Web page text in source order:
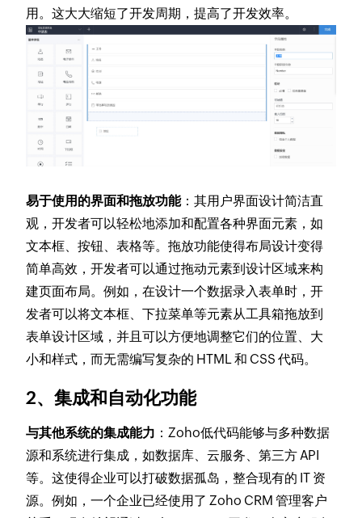
用。这大大缩短了开发周期，提高了开发效率。
易于使用的界面和拖放功能：其用户界面设计简洁直
观，开发者可以轻松地添加和配置各种界面元素，如
文本框、按钮、表格等。拖放功能使得布局设计变得
简单高效，开发者可以通过拖动元素到设计区域来构
建页面布局。例如，在设计一个数据录入表单时，开
发者可以将文本框、下拉菜单等元素从工具箱拖放到
表单设计区域，并且可以方便地调整它们的位置、大
小和样式，而无需编写复杂的 HTML 和 CSS 代码。
2、集成和自动化功能
与其他系统的集成能力 ：Zoho低代码能够与多种数据
源和系统进行集成，如数据库、云服务、第三方 API
等。这使得企业可以打破数据孤岛，整合现有的 IT 资
源。例如，一个企业已经使用了 Zoho CRM 管理客户